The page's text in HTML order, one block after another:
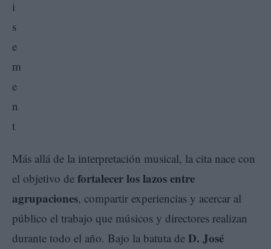
Más allá de la interpretación musical, la cita nace con
el objetivo de fortalecer los lazos entre
agrupaciones, compartir experiencias y acercar al
público el trabajo que músicos y directores realizan
durante todo el año. Bajo la batuta de D. José